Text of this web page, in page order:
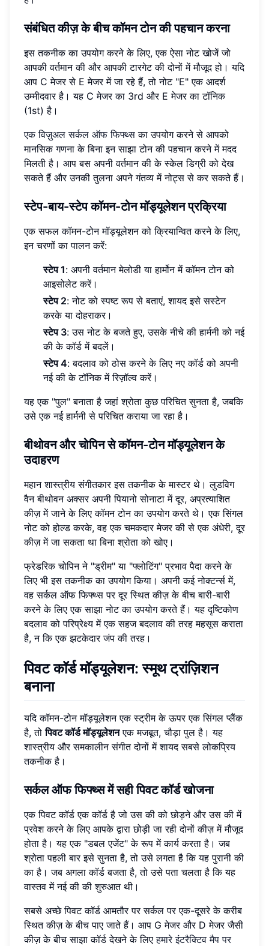
संबंधित कीज़ के बीच कॉमन टोन की पहचान करना
इस तकनीक का उपयोग करने के लिए, एक ऐसा नोट खोजें जो
आपकी वर्तमान की और आपकी टारगेट की दोनों में मौजूद हो। यदि
आप C मेजर से E मेजर में जा रहे हैं, तो नोट "E" एक आदर्श
उम्मीदवार है। यह C मेजर का 3rd और E मेजर का टॉनिक
(1st) है।
एक विज़ुअल सर्कल ऑफ फिफ्थ्स का उपयोग करने से आपको
मानसिक गणना के बिना इन साझा टोन की पहचान करने में मदद
मिलती है। आप बस अपनी वर्तमान की के स्केल डिग्री को देख
सकते हैं और उनकी तुलना अपने गंतव्य में नोट्स से कर सकते हैं।
स्टेप-बाय-स्टेप कॉमन-टोन मॉड्यूलेशन प्रक्रिया
एक सफल कॉमन-टोन मॉड्यूलेशन को क्रियान्वित करने के लिए,
इन चरणों का पालन करें:
स्टेप 1: अपनी वर्तमान मेलोडी या हार्मोन में कॉमन टोन को
आइसोलेट करें।
स्टेप 2: नोट को स्पष्ट रूप से बताएं, शायद इसे सस्टेन
करके या दोहराकर।
स्टेप 3: उस नोट के बजते हुए, उसके नीचे की हार्मनी को नई
की के कॉर्ड में बदलें।
स्टेप 4: बदलाव को ठोस करने के लिए नए कॉर्ड को अपनी
नई की के टॉनिक में रिज़ॉल्व करें।
यह एक "पुल" बनाता है जहां श्रोता कुछ परिचित सुनता है, जबकि
उसे एक नई हार्मनी से परिचित कराया जा रहा है।
बीथोवन और चोपिन से कॉमन-टोन मॉड्यूलेशन के
उदाहरण
महान शास्त्रीय संगीतकार इस तकनीक के मास्टर थे। लुडविग
वैन बीथोवन अक्सर अपनी पियानो सोनाटा में दूर, अप्रत्याशित
कीज़ में जाने के लिए कॉमन टोन का उपयोग करते थे। एक सिंगल
नोट को होल्ड करके, वह एक चमकदार मेजर की से एक अंधेरी, दूर
कीज़ में जा सकता था बिना श्रोता को खोए।
फ्रेडरिक चोपिन ने "ड्रीम" या "फ्लोटिंग" प्रभाव पैदा करने के
लिए भी इस तकनीक का उपयोग किया। अपनी कई नोक्टर्न्स में,
वह सर्कल ऑफ फिफ्थ्स पर दूर स्थित कीज़ के बीच बारी-बारी
करने के लिए एक साझा नोट का उपयोग करते हैं। यह दृष्टिकोण
बदलाव को परिप्रेक्ष्य में एक सहज बदलाव की तरह महसूस कराता
है, न कि एक झटकेदार जंप की तरह।
पिवट कॉर्ड मॉड्यूलेशन: स्मूथ ट्रांज़िशन
बनाना
यदि कॉमन-टोन मॉड्यूलेशन एक स्ट्रीम के ऊपर एक सिंगल प्लैंक
है, तोपिवट कॉर्ड मॉड्यूलेशनएक मजबूत, चौड़ा पुल है। यह
शास्त्रीय और समकालीन संगीत दोनों में शायद सबसे लोकप्रिय
तकनीक है।
सर्कल ऑफ फिफ्थ्स में सहीपिवट कॉर्डखोजना
एक पिवट कॉर्ड एक कॉर्ड है जो उस की को छोड़ने और उस की में
प्रवेश करने के लिए आपके द्वारा छोड़ी जा रही दोनों कीज़ में मौजूद
होता है। यह एक "डबल एजेंट" के रूप में कार्य करता है। जब
श्रोता पहली बार इसे सुनता है, तो उसे लगता है कि यह पुरानी की
का है। जब अगला कॉर्ड बजता है, तो उसे पता चलता है कि यह
वास्तव में नई की की शुरुआत थी।
सबसे अच्छे पिवट कॉर्ड आमतौर पर सर्कल पर एक-दूसरे के करीब
स्थित कीज़ के बीच पाए जाते हैं। आप G मेजर और D मेजर जैसी
कीज़ के बीच साझा कॉर्ड देखने के लिएहमारे इंटरैक्टिव मैप पर